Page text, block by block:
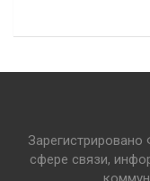
сфере связи,